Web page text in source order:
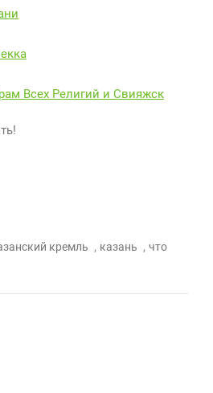
Всех Религий и Свияжск
кремль , казань , что